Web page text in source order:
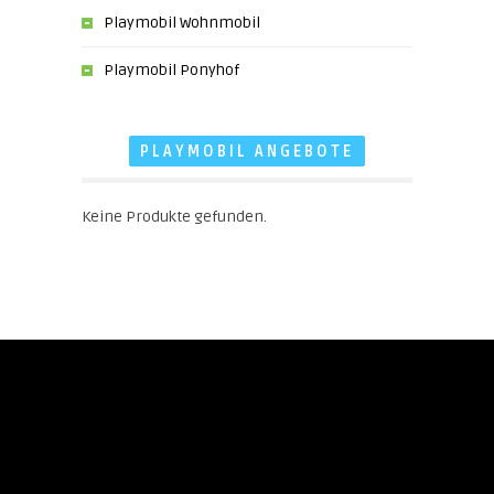
Playmobil Wohnmobil
Playmobil Ponyhof
PLAYMOBIL ANGEBOTE
Keine Produkte gefunden.